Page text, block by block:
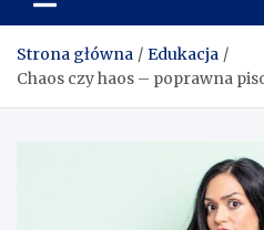
Strona główna
Edukacja
Chaos czy haos – poprawna